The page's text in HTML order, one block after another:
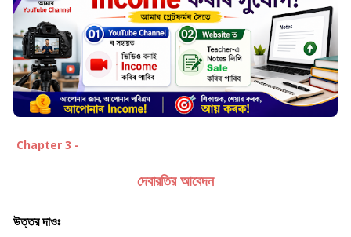
Chapter 3 -
দেবারতির আবেদন
উত্তর দাওঃ